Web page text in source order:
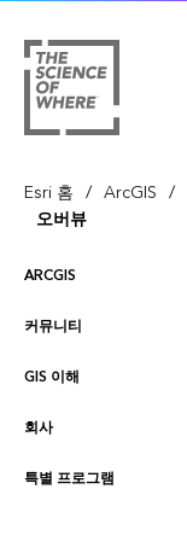
Esri 홈 / ArcGIS /
오버뷰
ARCGIS
ArcGIS Overview
매핑
커뮤니티
Esri 커뮤니티
ArcGIS Blog
GIS 이해
GIS란?
로케이션 인텔리전스
회사
Esri 정보
특별 프로그램